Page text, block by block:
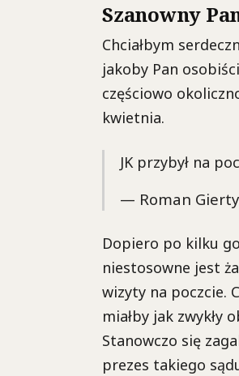
Szanowny
Chciałbym
jakoby Pan
częściowo
kwietnia.
JK przybył na
— Roman
Dopiero po kilku
niestosowne jest
wizyty na poczcie.
miałby jak zwykły
Stanowczo się
prezes takiego